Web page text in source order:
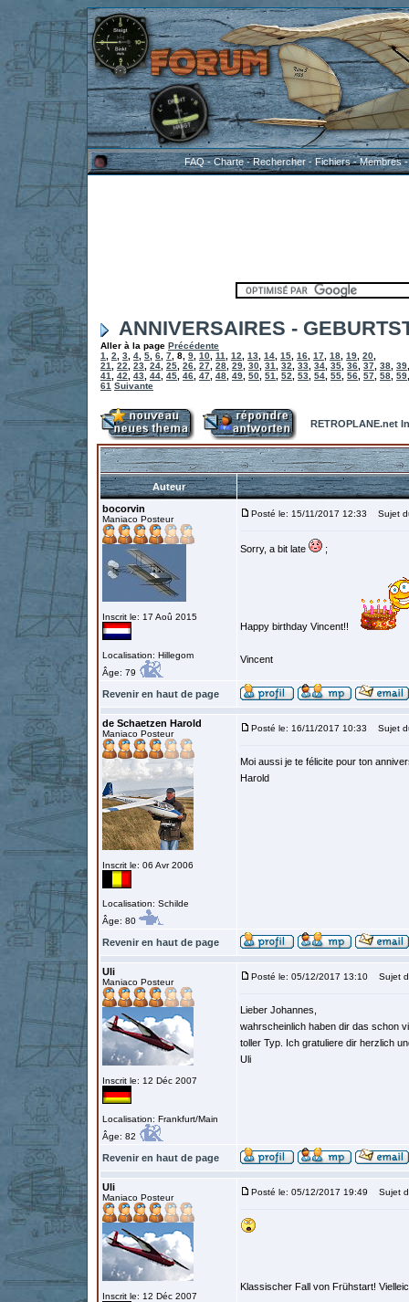
FAQ-Charte-Rechercher-Fichiers-Membres
ANNIVERSAIRES -
Aller à la page Précédente
1
2 3 4 5 6 7 8 9 10 11 12 13 14 15 16 17 18 19 20
21
22 23 24 25 26 27 28 29 30 31 32 33 34 35 36 37 38 39
41
42 43 44 45 46 47 48 49 50 51 52 53 54 55 56 57 58 59
61 Suivante
RETROPLANE.net
Auteur
bocorvin
Maniaco Posteur
Inscrit le: 17 Aoû 2015
Localisation: Hillegom
Âge: 79
Posté le: 15/11/2017 12:33 Sujet
Sorry, a bit late ;
Happy birthday Vincent!!
Vincent
Revenir en haut de page
de Schaetzen Harold
Maniaco Posteur
Inscrit le: 06 Avr 2006
Localisation: Schilde
Âge: 80
Posté le: 16/11/2017 10:33 Sujet
Moi aussi je te félicite pour ton
Harold
Revenir en haut de page
Uli
Maniaco Posteur
Inscrit le: 12 Déc 2007
Localisation: Frankfurt/Main
Âge: 82
Posté le: 05/12/2017 13:10 Sujet
Lieber Johannes,
wahrscheinlich haben dir das schon
toller Typ. Ich gratuliere dir herzlich
Uli
Revenir en haut de page
Uli
Maniaco Posteur
Inscrit le: 12 Déc 2007
Posté le: 05/12/2017 19:49 Sujet
Klassischer Fall von Frühstart!